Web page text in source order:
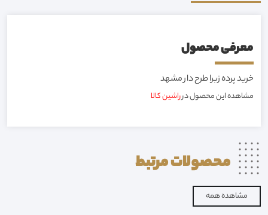
معرفی محصول
خرید پرده زبرا طرح دار مشهد
مشاهده این محصول درراشین کالا
محصولاتمرتبط
مشاهده همه